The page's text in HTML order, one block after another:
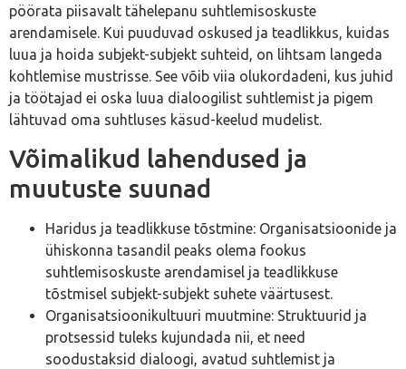
pöörata piisavalt tähelepanu suhtlemisoskuste
arendamisele. Kui puuduvad oskused ja teadlikkus, kuidas
luua ja hoida subjekt-subjekt suhteid, on lihtsam langeda
kohtlemise mustrisse. See võib viia olukordadeni, kus juhid
ja töötajad ei oska luua dialoogilist suhtlemist ja pigem
lähtuvad oma suhtluses käsud-keelud mudelist.
Võimalikud lahendused ja
muutuste suunad
Haridus ja teadlikkuse tõstmine: Organisatsioonide ja
ühiskonna tasandil peaks olema fookus
suhtlemisoskuste arendamisel ja teadlikkuse
tõstmisel subjekt-subjekt suhete väärtusest.
Organisatsioonikultuuri muutmine: Struktuurid ja
protsessid tuleks kujundada nii, et need
soodustaksid dialoogi, avatud suhtlemist ja